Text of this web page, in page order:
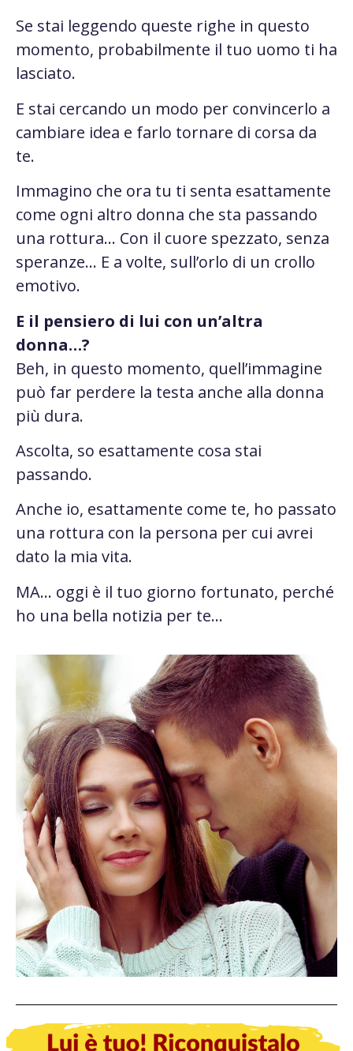
Se stai leggendo queste righe in questo
momento, probabilmente il tuo uomo ti ha
lasciato.
E stai cercando un modo per convincerlo a
cambiare idea e farlo tornare di corsa da
te.
Immagino che ora tu ti senta esattamente
come ogni altro donna che sta passando
una rottura… Con il cuore spezzato, senza
speranze… E a volte, sull’orlo di un crollo
emotivo.
E il pensiero di lui con un’altra
donna…?
Beh, in questo momento, quell’immagine
può far perdere la testa anche alla donna
più dura.
Ascolta, so esattamente cosa stai
passando.
Anche io, esattamente come te, ho passato
una rottura con la persona per cui avrei
dato la mia vita.
MA… oggi è il tuo giorno fortunato, perché
ho una bella notizia per te…